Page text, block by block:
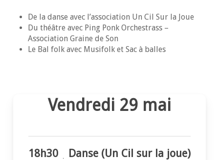
De la danse avec l’association Un Cil Sur la Joue
Du théâtre avec Ping Ponk Orchestrass –
Association Graine de Son
Le Bal folk avec Musifolk et Sac à balles
Vendredi 29 mai
18h30 Danse (Un Cil sur la joue)